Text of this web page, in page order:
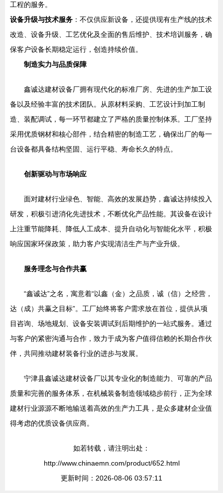
工程的服务。
设备升级与技术服务 ：不仅供应新设备，还提供现有生产线的技术
改造、设备升级、工艺优化及全面的售后维护、技术培训服务，确
保客户设备长期稳定运行，创造持续价值。
制造实力与品质保障
鑫诚达建材设备厂拥有现代化的标准厂房、先进的生产加工设
备以及经验丰富的技术团队。从原材料采购、工艺设计到加工制
造、装配调试，每一环节都建立了严格的质量控制体系。工厂坚持
采用优质钢材和核心部件，结合精密的制造工艺，确保出厂的每一
台设备都具备结构坚固、运行平稳、寿命长久的特点。
创新驱动与市场响应
面对建材行业绿色、智能、高效的发展趋势，鑫诚达持续投入
研发，积极引进消化先进技术，不断优化产品性能。其设备在设计
上注重节能降耗、降低人工成本、提升自动化与智能化水平，积极
响应国家环保政策，助力客户实现清洁生产与产业升级。
服务理念与合作共赢
“鑫诚达”之名，寓意着“以鑫（金）之品质，诚（信）之经营，
达（成）共赢之目标”。工厂始终将客户需求放在首位，提供从项
目咨询、场地规划、设备安装调试到后期维护的一站式服务。通过
与客户的紧密沟通与合作，致力于成为客户值得信赖的长期合作伙
伴，共同推动建材装备行业的进步与发展。
宁津县鑫诚达建材设备厂以其专业化的制造能力、可靠的产品
质量和完善的服务体系，在机械装备制造领域稳步前行，正为全球
建材行业源源不断地输送着高效的生产力工具，是众多建材企业值
得考虑的优质设备供应商。
如若转载，请注明出处：
http://www.chinaemn.com/product/652.html
更新时间：2026-08-06 03:57:11